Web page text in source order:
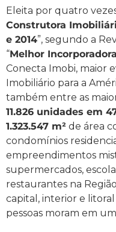
Eleita por quatro
Construtora
e 2014”, segundo a
“Melhor
Conecta Imobi, maior
Imobiliário para a
também entre as
11.826 unidades em
1.323.547 m² de área
condomínios
empreendimentos
supermercados,
restaurantes na
capital, interior e litoral
pessoas moram em